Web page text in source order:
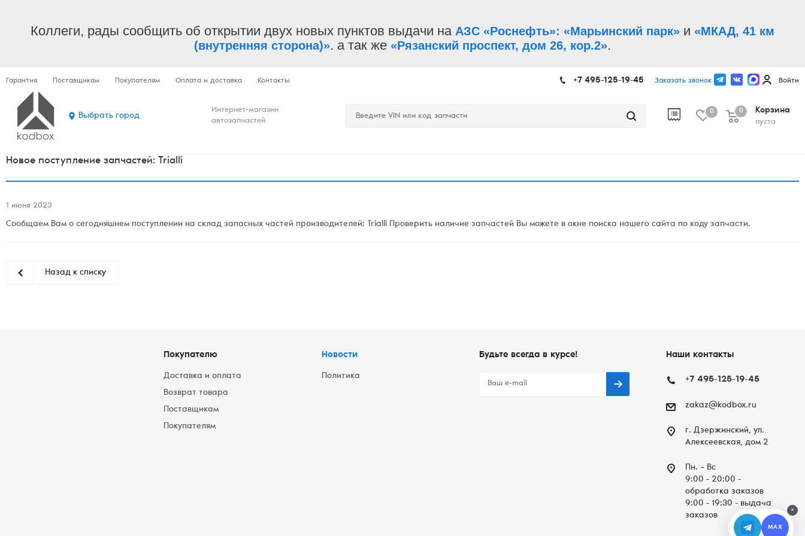
Коллеги, рады сообщить об открытии двух новых пунктов выдачи на АЗС «Роснефть»: «Марьинский парк» и «МКАД, 41 км
(внутренняя сторона)». а так же «Рязанский проспект, дом 26, кор.2».
Гарантия Поставщикам Покупателям Оплата и доставка Контакты +7 495-125-19-45 Заказать звонок Войти
Выбрать город
Интернет-магазин
автозапчастей
0
Корзина
пуста
0
Новое поступление запчастей: Trialli
1 июня 2023
Сообщаем Вам о сегодняшнем поступлении на склад запасных частей производителей: Trialli Проверить наличие запчастей Вы можете в окне поиска нашего сайта по коду запчасти.
Назад к списку
Покупателю
Доставка и оплата
Возврат товара
Поставщикам
Покупателям
Новости
Политика
Будьте всегда в курсе! Наши контакты
+7 495-125-19-45
zakaz@kodbox.ru
г. Дзержинский, ул.
Алексеевская, дом 2
Пн. – Вc
9:00 - 20:00 -
обработка заказов
9:00 - 19:30 - выдача
заказов
×
MAX